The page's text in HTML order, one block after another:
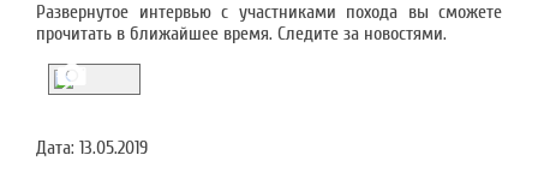
Развернутое интервью с участниками похода вы сможете
прочитать в ближайшее время. Следите за новостями.
Дата: 13.05.2019